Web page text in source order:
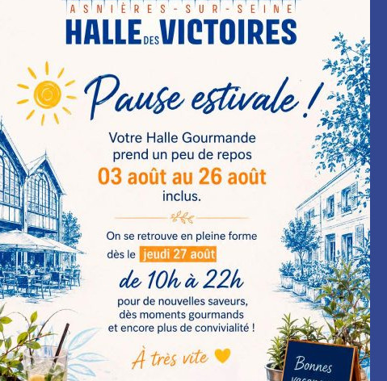
ce formulaire fassent l’objet d’un traitement
sa gestion de clientèle